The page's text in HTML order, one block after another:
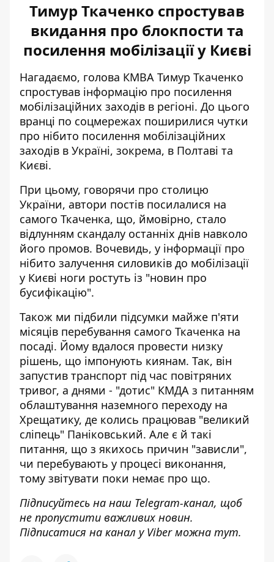
Тимур Ткаченко спростував
вкидання про блокпости та
посилення мобілізації у Києві
Нагадаємо, голова КМВА Тимур Ткаченко
спростував інформацію про посилення
мобілізаційних заходів в регіоні. До цього
вранці по соцмережах поширилися чутки
про нібито посилення мобілізаційних
заходів в Україні, зокрема, в Полтаві та
Києві.
При цьому, говорячи про столицю
України, автори постів посилалися на
самого Ткаченка, що, ймовірно, стало
відлунням скандалу останніх днів навколо
його промов. Вочевидь, у інформації про
нібито залучення силовиків до мобілізації
у Києві ноги ростуть із "новин про
бусифікацію".
Також ми підбили підсумки майже п'яти
місяців перебування самого Ткаченка на
посаді. Йому вдалося провести низку
рішень, що імпонують киянам. Так, він
запустив транспорт під час повітряних
тривог, а днями - "дотис" КМДА з питанням
облаштування наземного переходу на
Хрещатику, де колись працював "великий
сліпець" Паніковський. Але є й такі
питання, що з якихось причин "зависли",
чи перебувають у процесі виконання,
тому звітувати поки немає про що.
Підписуйтесь на наш Telegram-канал, щоб
не пропустити важливих новин.
Підписатися на канал у Viber можна тут.